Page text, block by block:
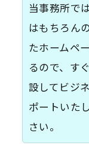
当事務所で
はもちろん
たホームペ
るので、す
設してビジ
ポートいた
さい。